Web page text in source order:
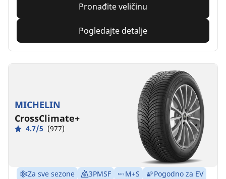
Pronađite veličinu
Pogledajte detalje
MICHELIN
CrossClimate+
4.7/5 (977)
Za sve sezone 3PMSF M+S
Pogodno za EV